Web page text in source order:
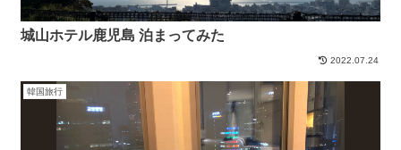
城山ホテル鹿児島 泊まってみた
2022.07.24
韓国旅行